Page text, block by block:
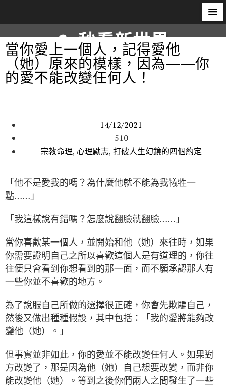
60秒看新世界
柿子文化
當你愛上一個人，記得愛他
（她）原來的模樣，因為——你
的愛不能改變任何人！
14/12/2021
510
宗教命理, 心理勵志, 打破人生幻鏡的四個約定
「他不是愛我的嗎？為什麼他就不能為我犧牲一
點……」
「我這樣說有錯嗎？怎麼說翻臉就翻臉……」
當你喜歡某一個人，並開始和他（她）來往時，如果
你需要證明自己之所以喜歡這個人是有道理的，你往
往便只會看到你想看到的那一面，而不願承認那人有
一些你並不喜歡的地方。
為了說服自己所做的選擇很正確，你會先欺騙自己，
然後又做出種種假設，其中包括：「我的愛將能夠改
變他（她）。」
但事實並非如此，你的愛並不能改變任何人。如果對
方改變了，那是因為他（她）自己想要改變，而非你
能改變他（她）。等到之後你們兩人之間發生了一些